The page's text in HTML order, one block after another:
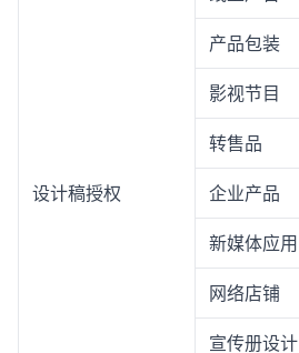
设计稿授权
产品包装
影视节目
转售品
企业产品
新媒体应用
网络店铺
宣传册设计